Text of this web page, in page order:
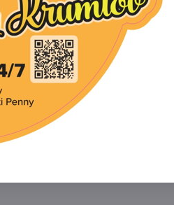
Blaze Golden Yellow`
Blaze Orange Sunset`